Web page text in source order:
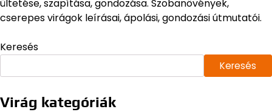
ültetése, szapítása, gondozása. Szobanövények,
cserepes virágok leírásai, ápolási, gondozási útmutatói.
Keresés
Keresés
Virág kategóriák